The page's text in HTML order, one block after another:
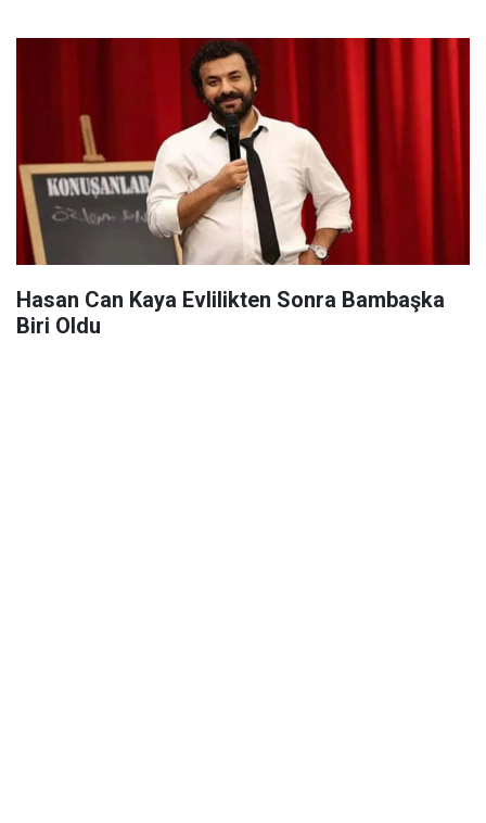
Hasan Can Kaya Evlilikten Sonra Bambaşka
Biri Oldu